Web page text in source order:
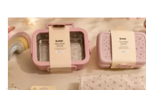
הקולקציה החדשה
9 4